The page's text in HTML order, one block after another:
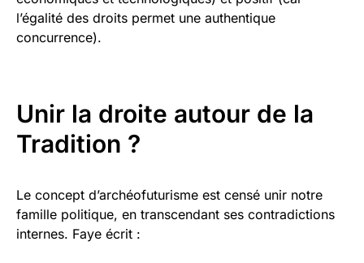
l’égalité des droits permet une authentique
concurrence).
Unir la droite autour de la
Tradition ?
Le concept d’archéofuturisme est censé unir notre
famille politique, en transcendant ses contradictions
internes. Faye écrit :